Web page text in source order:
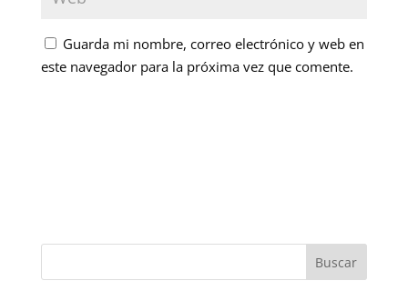
Guarda mi nombre, correo electrónico y web en
este navegador para la próxima vez que comente.
Buscar